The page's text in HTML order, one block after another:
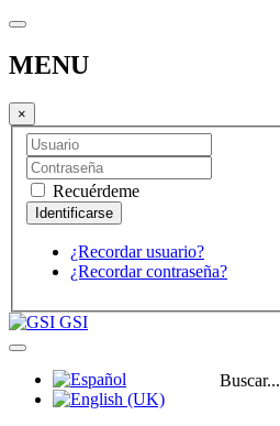
MENU
×
Recuérdeme
¿Recordar usuario?
¿Recordar contraseña?
GSI
Buscar...